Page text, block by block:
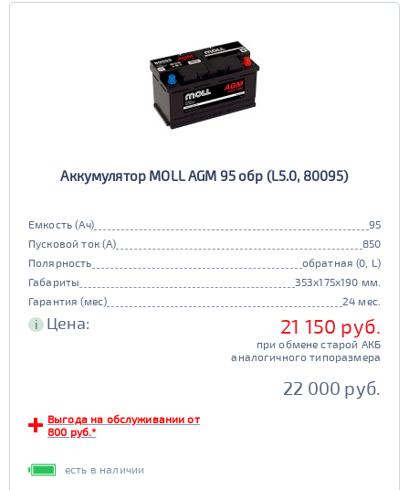
Аккумулятор MOLL AGM 95 обр (L5.0, 80095)
Емкость (Ач)
95
Пусковой ток (А)
850
Полярность
обратная (0, L)
Габариты
353x175x190 мм.
Гарантия (мес)
24 мес.
i Цена: 21 150 руб.
при обмене старой АКБ
аналогичного типоразмера
22 000 руб.
Выгода на обслуживании от
800 руб.*
есть в наличии